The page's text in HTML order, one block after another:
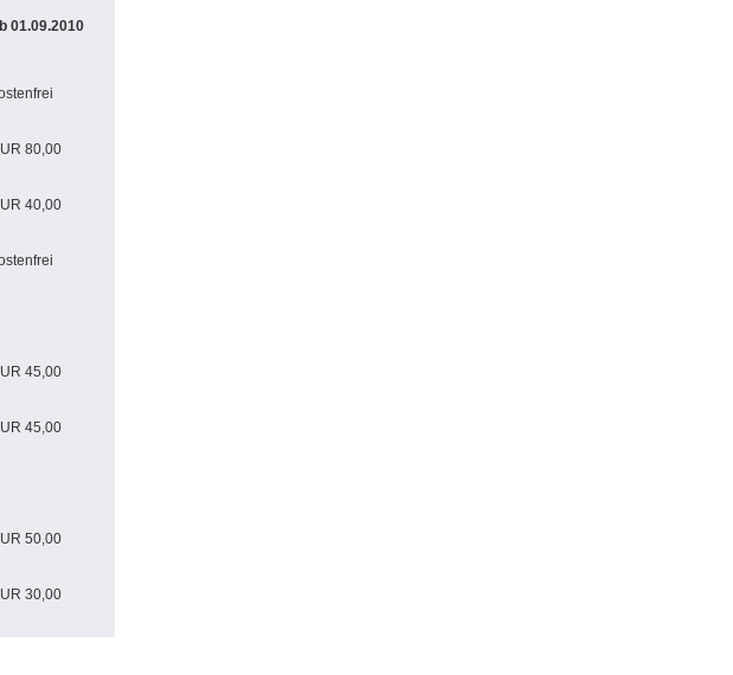
01.09.2010
80,00
40,00
45,00
45,00
50,00
30,00